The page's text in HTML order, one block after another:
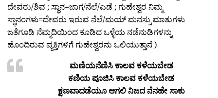
ದೇವರು/ಶಿವ ; ಸ್ಥಾನ=ಜಾಗ/ನೆಲೆ/ಎಡೆ ; ಗುಹೇಶ್ವರ ನಿಮ್ಮ
ಸ್ಥಾನಂಗಳು=ದೇವರು ಇರುವ ನೆಲೆ/ಮಯ್ ಮನಸ್ಸು ಮಾತುಗಳು
ಜತೆಗೂಡಿ ನೆಮ್ಮದಿಯಿಂದ ಕೂಡಿದ ಒಳ್ಳೆಯ ನಡೆನುಡಿಗಳನ್ನು
ಹೊಂದಿರುವ ವ್ಯಕ್ತಿಗಳಿಗೆ ಗುಹೇಶ್ವರನು ಒಲಿಯುತ್ತಾನೆ )
ಮಣಿಯನೆಣಿಸಿ ಕಾಲವ ಕಳೆಯಬೇಡ
ಕಣಿಯ ಪೂಜಿಸಿ ಕಾಲವ ಕಳೆಯಬೇಡ
ಕ್ಷಣವಾದಡೆಯೂ ಆಗಲಿ ನಿಜದ ನೆನಹೇ ಸಾಕು